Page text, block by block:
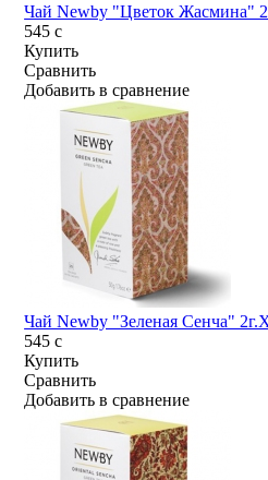
Чай Newby "Цветок Жасмина"
545c
Купить
Сравнить
Добавить в сравнение
Чай Newby "Зеленая Сенча"
545c
Купить
Сравнить
Добавить в сравнение